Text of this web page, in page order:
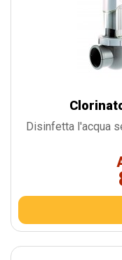
Disinfetta l'acqua